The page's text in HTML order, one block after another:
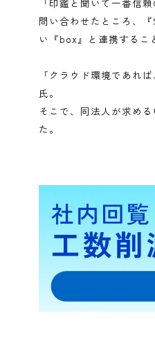
の導入と決裁業務の
導入のポイント：
同法人で監査記録
そこで、決裁の仕組
齋藤氏の目にとま
「印鑑と聞いて一
問い合わせたとこ
い『box』と連携す